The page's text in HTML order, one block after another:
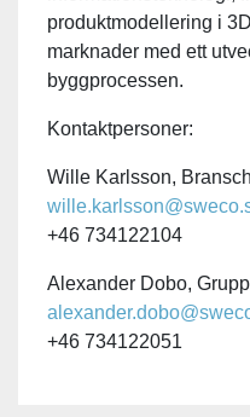
produktmodellering i
marknader med ett
byggprocessen.
Kontaktpersoner:
Wille Karlsson,
+46 734122104
Alexander Dobo,
+46 734122051